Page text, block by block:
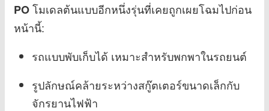
POโมเดลต้นแบบอีกหนึ่งรุ่นที่เคยถูกเผยโฉมไปก่อน
หน้านี้:
รถแบบพับเก็บได้ เหมาะสำหรับพกพาในรถยนต์
รูปลักษณ์คล้ายระหว่างสกู๊ตเตอร์ขนาดเล็กกับ
จักรยานไฟฟ้า